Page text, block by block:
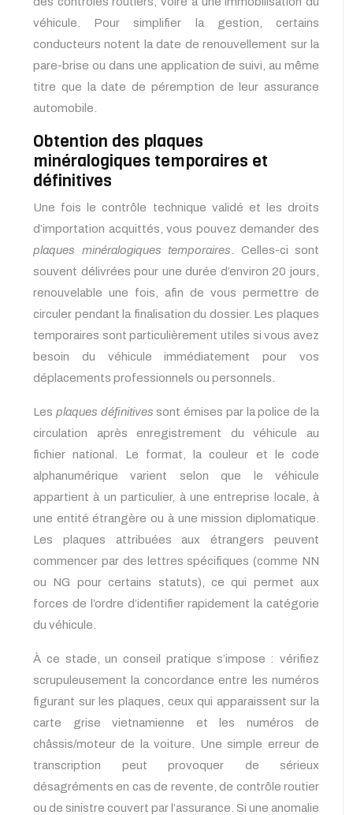
véhicule. Pour simplifier la gestion, certains
conducteurs notent la date de renouvellement sur la
pare-brise ou dans une application de suivi, au même
titre que la date de péremption de leur assurance
automobile.
Obtention des plaques
minéralogiques temporaires et
définitives
Une fois le contrôle technique validé et les droits
d’importation acquittés, vous pouvez demander des
plaques minéralogiques temporaires . Celles-ci sont
souvent délivrées pour une durée d’environ 20 jours,
renouvelable une fois, afin de vous permettre de
circuler pendant la finalisation du dossier. Les plaques
temporaires sont particulièrement utiles si vous avez
besoin du véhicule immédiatement pour vos
déplacements professionnels ou personnels.
Les plaques définitives sont émises par la police de la
circulation après enregistrement du véhicule au
fichier national. Le format, la couleur et le code
alphanumérique varient selon que le véhicule
appartient à un particulier, à une entreprise locale, à
une entité étrangère ou à une mission diplomatique.
Les plaques attribuées aux étrangers peuvent
commencer par des lettres spécifiques (comme NN
ou NG pour certains statuts), ce qui permet aux
forces de l’ordre d’identifier rapidement la catégorie
du véhicule.
À ce stade, un conseil pratique s’impose : vérifiez
scrupuleusement la concordance entre les numéros
figurant sur les plaques, ceux qui apparaissent sur la
carte grise vietnamienne et les numéros de
châssis/moteur de la voiture. Une simple erreur de
transcription peut provoquer de sérieux
désagréments en cas de revente, de contrôle routier
ou de sinistre couvert par l’assurance. Si une anomalie